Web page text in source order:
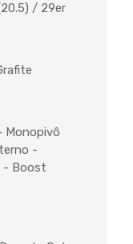
/ 29er
Monopivô
-
- Boost